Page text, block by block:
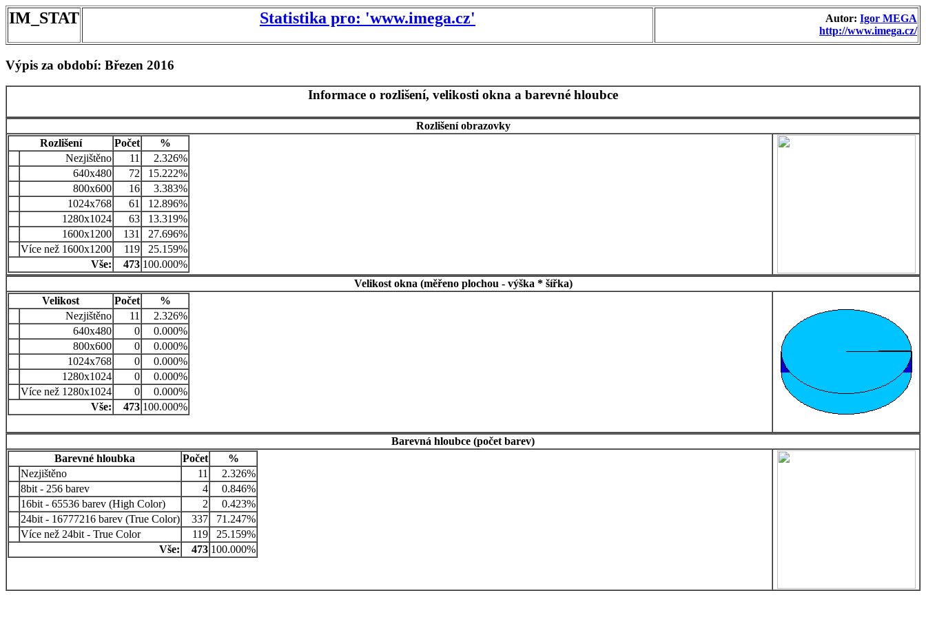
IM_STAT Statistika pro: 'www.imega.cz' Autor: Igor MEGA
http://www.imega.cz/
Výpis za období: Březen 2016
Informace o rozlišení, velikosti okna a barevné hloubce
Rozlišení obrazovky
Rozlišení
Počet
%
Nezjištěno
11
2.326%
640x480
72
15.222%
800x600
16
3.383%
1024x768
61
12.896%
1280x1024
63
13.319%
1600x1200
131
27.696%
Více než 1600x1200
119
25.159%
Vše:
473 100.000%
Velikost okna (měřeno plochou - výška * šířka)
Velikost
Počet
%
Nezjištěno
11
2.326%
640x480
0
0.000%
800x600
0
0.000%
1024x768
0
0.000%
1280x1024
0
0.000%
Více než 1280x1024
0
0.000%
Vše:
473 100.000%
Barevná hloubce (počet barev)
Barevné hloubka
Počet
%
Nezjištěno
11
2.326%
8bit - 256 barev
4
0.846%
16bit - 65536 barev (High Color)
2
0.423%
24bit - 16777216 barev (True Color)
337
71.247%
Více než 24bit - True Color
119
25.159%
Vše:
473 100.000%